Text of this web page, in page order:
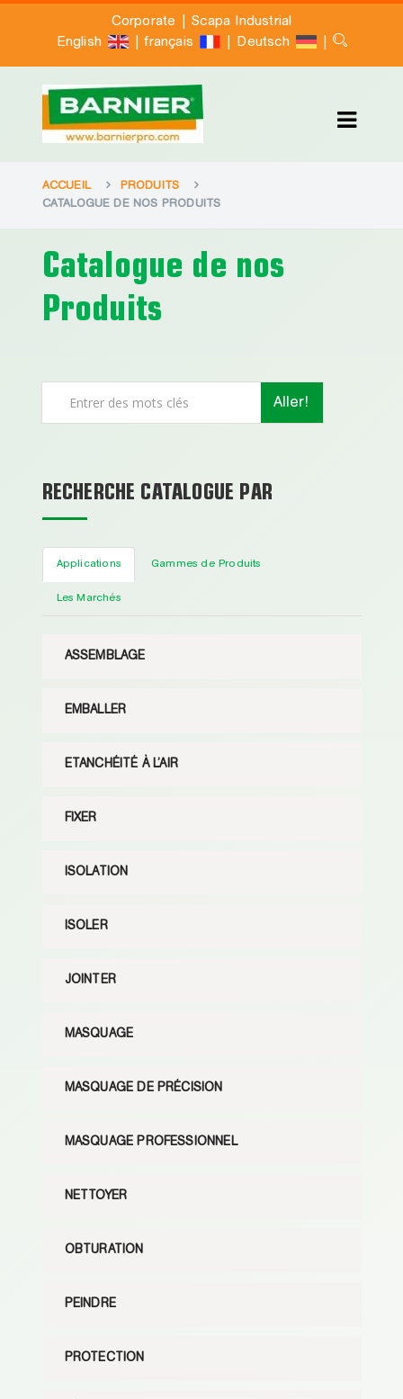
Corporate |Scapa Industrial
English
| français | Deutsch |
ACCUEIL
PRODUITS
CATALOGUE DE NOS PRODUITS
Catalogue de nos
Produits
Aller!
RECHERCHE CATALOGUE PAR
Applications Gammes de Produits
Les Marchés
ASSEMBLAGE
EMBALLER
ETANCHÉITÉ À L’AIR
FIXER
ISOLATION
ISOLER
JOINTER
MASQUAGE
MASQUAGE DE PRÉCISION
MASQUAGE PROFESSIONNEL
NETTOYER
OBTURATION
PEINDRE
PROTECTION